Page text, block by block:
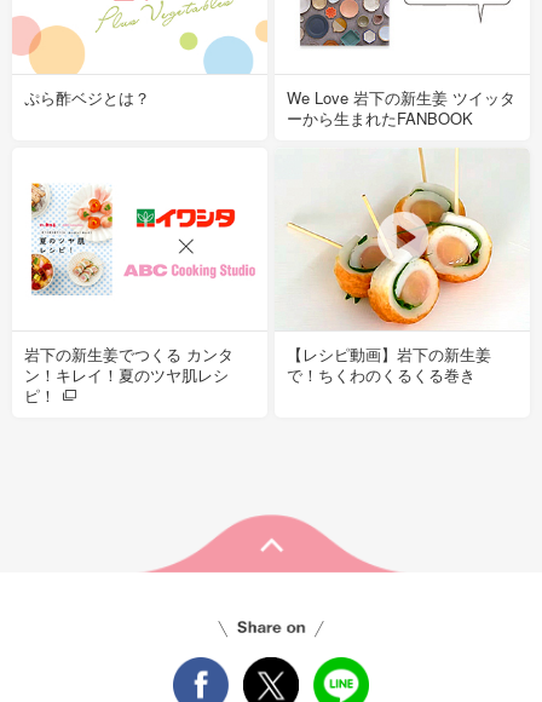
ぷら酢ベジとは？
We Love 岩下の新生姜 ツイッタ
ーから生まれたFANBOOK
岩下の新生姜でつくる カンタ
ン！キレイ！夏のツヤ肌レシ
ピ！
【レシピ動画】岩下の新生姜
で！ちくわのくるくる巻き